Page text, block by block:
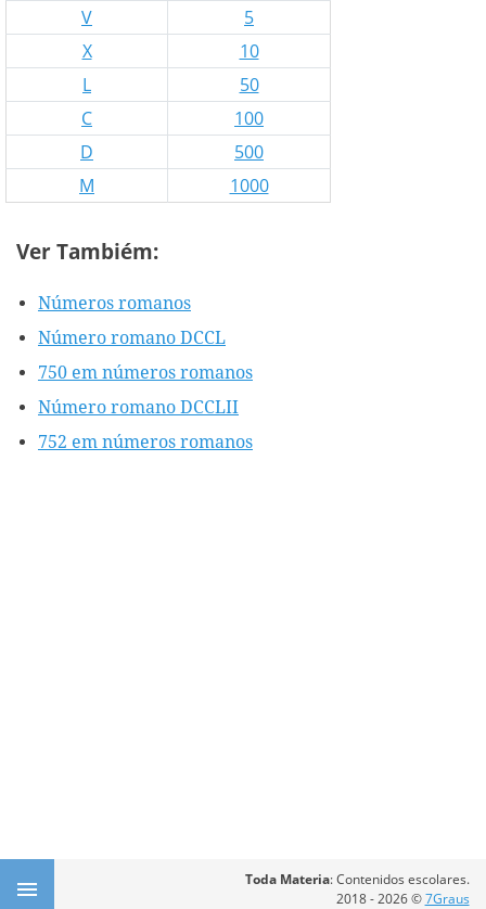
V
5
X
10
L
50
C
100
D
500
M
1000
Ver Tambiém:
Números romanos
Número romano DCCL
750 em números romanos
Número romano DCCLII
752 em números romanos
Toda Materia: Contenidos escolares.
2018 - 2026 ©7Graus